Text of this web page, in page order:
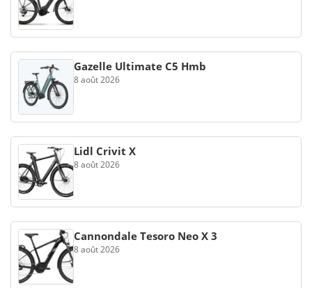
Gazelle Ultimate C5 Hmb
8 août 2026
Lidl Crivit X
8 août 2026
Cannondale Tesoro Neo X 3
8 août 2026